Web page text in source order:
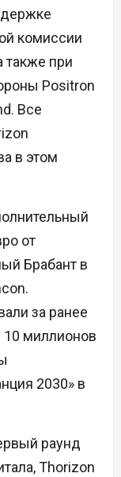
комиссии
также при
Positron
Все
в этом
от
Брабант в
за ранее
миллионов
2030» в
раунд
Thorizon